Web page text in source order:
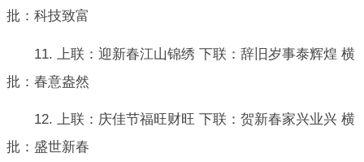
批：科技致富
11. 上联：迎新春江山锦绣 下联：辞旧岁事泰辉煌 横
批：春意盎然
12. 上联：庆佳节福旺财旺 下联：贺新春家兴业兴 横
批：盛世新春